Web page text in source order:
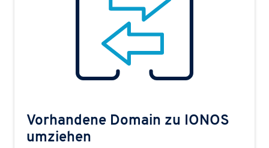
Vorhandene Domain zu IONOS
umziehen